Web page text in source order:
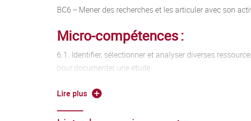
BC6 – Mener des recherches et les articuler avec son
Micro-compétences :
6.1. Identifier, sélectionner et analyser diverses
pour documenter une étude
6.2. Synthétiser des données en vue de leur exploitation
6.3. Élaborer une stratégie de veille scientifique
Lire plus